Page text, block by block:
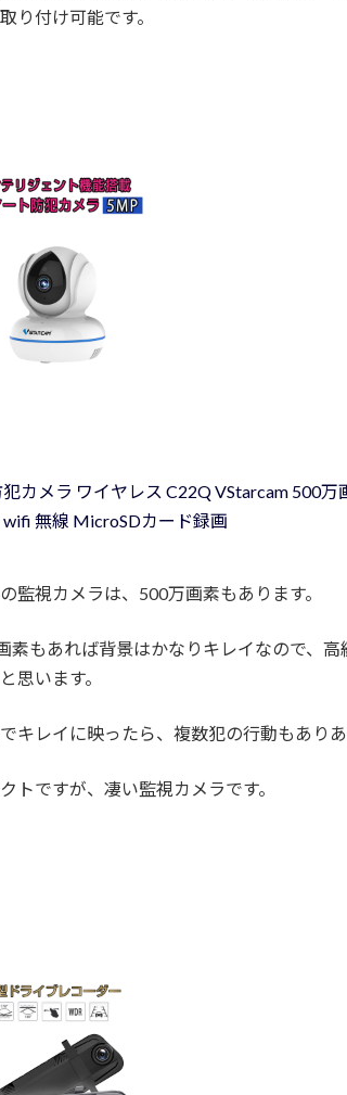
り付け可能です。
犯カメラ ワイヤレス C22Q VStarcam 500
wifi 無線 MicroSDカード録画
監視カメラは、500万画素もあります。
素もあれば背景はかなりキレイなので、
思います。
キレイに映ったら、複数犯の行動もありあ
トですが、凄い監視カメラです。